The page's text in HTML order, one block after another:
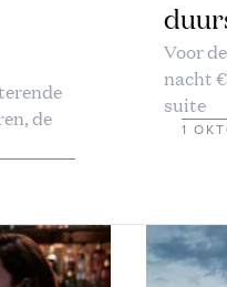
de
Voor
nacht
suite
1